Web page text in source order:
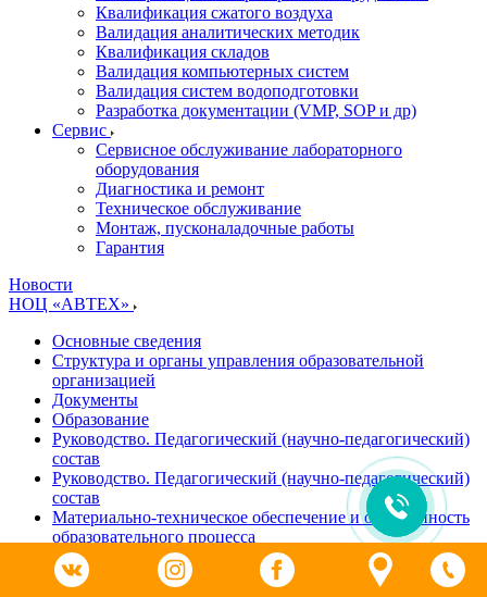
Квалификация сжатого воздуха
Валидация аналитических методик
Квалификация складов
Валидация компьютерных систем
Валидация систем водоподготовки
Разработка документации (VMP, SOP и др)
Cервис
Сервисное обслуживание лабораторного
оборудования
Диагностика и ремонт
Техническое обслуживание
Монтаж, пусконаладочные работы
Гарантия
Новости
НОЦ «АВТЕХ»
Основные сведения
Структура и органы управления образовательной
организацией
Документы
Образование
Руководство. Педагогический (научно-педагогический)
состав
Руководство. Педагогический (научно-педагогический)
состав
Материально-техническое обеспечение и оснащенность
образовательного процесса
Доступная среда
Платные образовательные услуги